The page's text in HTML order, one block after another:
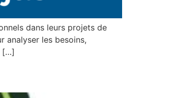
dans leurs projets de
analyser les besoins,
[…]